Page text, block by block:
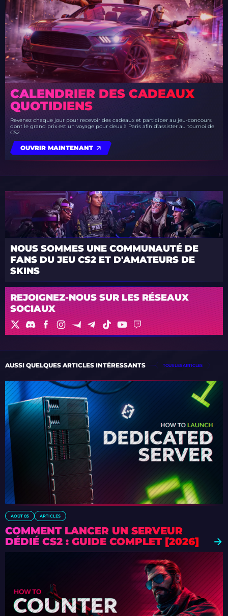
CALENDRIER DES CADEAUX
QUOTIDIENS
Revenez chaque jour pour recevoir des cadeaux et participer au jeu-concours
dont le grand prix est un voyage pour deux à Paris afin d’assister au tournoi de
CS2.
OUVRIR MAINTENANT
NOUS SOMMES UNE COMMUNAUTÉ DE
FANS DU JEU CS2 ET D'AMATEURS DE
SKINS
REJOIGNEZ-NOUS SUR LES RÉSEAUX
SOCIAUX
AUSSI QUELQUES ARTICLES INTÉRESSANTS TOUS LES ARTICLES
AOÛT 05 ARTICLES
COMMENT LANCER UN SERVEUR
DÉDIÉ CS2 : GUIDE COMPLET [2026]